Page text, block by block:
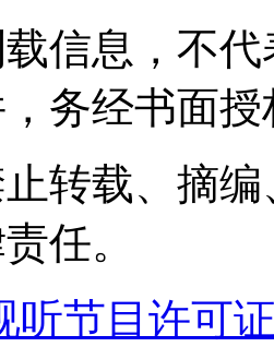
日，在河南省
工赴新疆摘棉花
哪个不是“不堪
信息，不
务经书面授
转载、摘
任。
听节目许可